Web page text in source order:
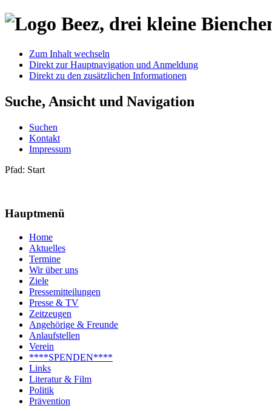
Zum Inhalt wechseln
Direkt zur Hauptnavigation und Anmeldung
Direkt zu den zusätzlichen Informationen
Suche, Ansicht und Navigation
Suchen
Kontakt
Impressum
Pfad: Start
Hauptmenü
Home
Aktuelles
Termine
Wir über uns
Ziele
Pressemitteilungen
Presse & TV
Zeitzeugen
Angehörige & Freunde
Anlaufstellen
Verein
****SPENDEN****
Links
Literatur & Film
Politik
Prävention